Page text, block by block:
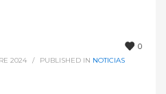
0
2024 / PUBLISHED IN NOTICIAS